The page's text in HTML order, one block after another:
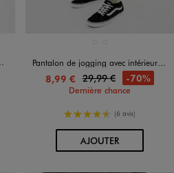
Pantalon de jogging avec intérieur bouclette homme
8,99 € 29,99 € -70%
Dernière chance
4.5/5 de moyenne
(6 avis)
AJOUTERAU PANIER